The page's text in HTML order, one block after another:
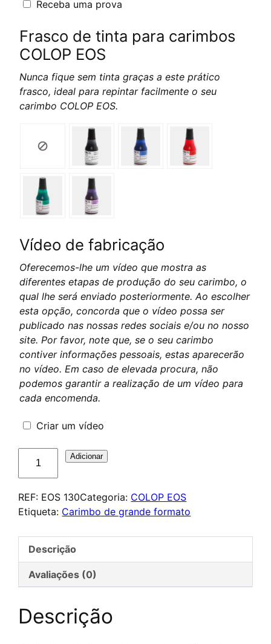
Receba uma prova
Frasco de tinta para carimbos
COLOP EOS
Nunca fique sem tinta graças a este prático
frasco, ideal para repintar facilmente o seu
carimbo COLOP EOS.
Vídeo de fabricação
Oferecemos-lhe um vídeo que mostra as
diferentes etapas de produção do seu carimbo, o
qual lhe será enviado posteriormente. Ao escolher
esta opção, concorda que o vídeo possa ser
publicado nas nossas redes sociais e/ou no nosso
site. Por favor, note que, se o seu carimbo
contiver informações pessoais, estas aparecerão
no vídeo. Em caso de elevada procura, não
podemos garantir a realização de um vídeo para
cada encomenda.
Criar um vídeo
Quantidade
EOS
130
Flash
personnalisé
Adicionar
REF: EOS 130Categoria: COLOP EOS
Etiqueta: Carimbo de grande formato
Descrição
Avaliações (0)
Descrição